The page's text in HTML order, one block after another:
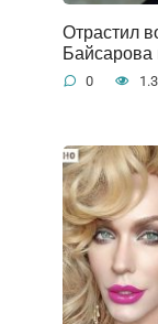
Отрастил
Байсарова
0